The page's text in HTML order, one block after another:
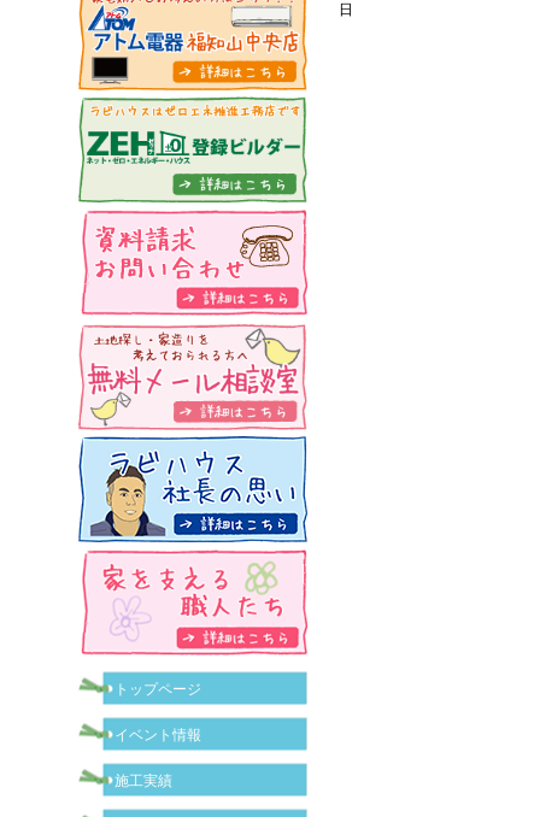
日
トップページ
イベント情報
施工実績